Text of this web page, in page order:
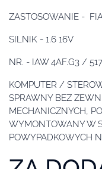
ZASTOSOWANIE -
SILNIK - 1.6 16V
NR. - IAW 4AF.G3 /
KOMPUTER /
SPRAWNY BEZ
MECHANICZNYCH,
WYMONTOWANY W
POWYPADKOWYCH